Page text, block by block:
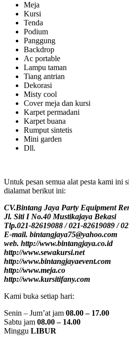
Meja
Kursi
Tenda
Podium
Panggung
Backdrop
Ac portable
Lampu taman
Tiang antrian
Dekorasi
Misty cool
Cover meja dan kursi
Karpet permadani
Karpet buana
Rumput sintetis
Mini garden
Dll.
Untuk pesan semua alat pesta kami ini
dialamat berikut ini:
CV.Bintang Jaya Party Equipment
Jl. Siti I No.40 Mustikajaya Bekasi
Tlp.021-82619088 / 021-82619089 /
E-mail. bintangjaya75@yahoo.com
web. http://www.bintangjaya.co.id
http://www.sewakursi.net
http://www.bintangjayaevent.com
http://www.meja.co
http://www.kursitifany.com
Kami buka setiap hari:
Senin – Jum’at jam 08.00 – 17.00
Sabtu jam 08.00 – 14.00
Minggu LIBUR